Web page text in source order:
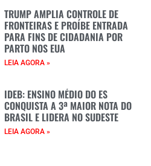
TRUMP AMPLIA CONTROLE DE
FRONTEIRAS E PROÍBE ENTRADA
PARA FINS DE CIDADANIA POR
PARTO NOS EUA
LEIA AGORA »
IDEB: ENSINO MÉDIO DO ES
CONQUISTA A 3ª MAIOR NOTA DO
BRASIL E LIDERA NO SUDESTE
LEIA AGORA »